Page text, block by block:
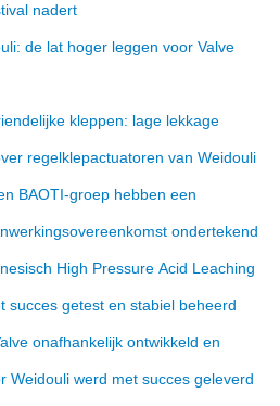
nadert
de lat hoger leggen voor Valve
kleppen: lage lekkage
regelklepactuatoren van Weidouli
BAOTI-groep hebben een
ondertekend
High Pressure Acid Leaching
succes getest en stabiel beheerd
onafhankelijk ontwikkeld en
Weidouli werd met succes geleverd